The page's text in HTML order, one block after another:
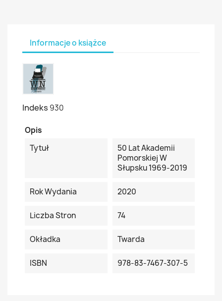
Informacje o książce
Indeks 930
Opis
Tytuł
50 Lat Akademii
Pomorskiej W
Słupsku 1969-2019
Rok Wydania 2020
Liczba Stron 74
Okładka Twarda
ISBN 978-83-7467-307-5